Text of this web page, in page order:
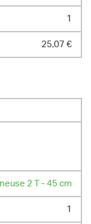
1
25,07 €
2 T - 45 cm
1